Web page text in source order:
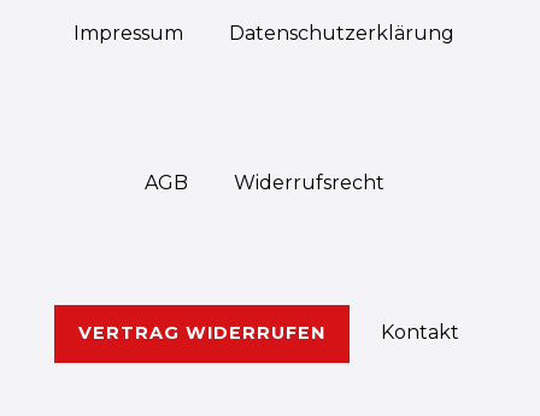
Impressum Daten­schutz­erklärung
AGB Widerrufs­recht
VERTRAG WIDERRUFEN Kontakt